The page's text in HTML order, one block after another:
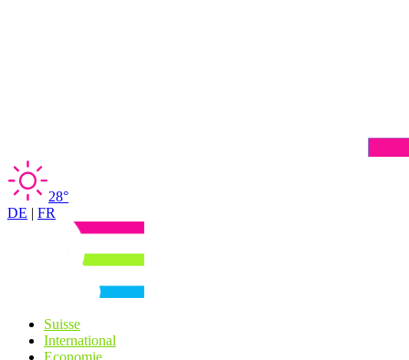
28°
DE | FR
Suisse
International
Economie